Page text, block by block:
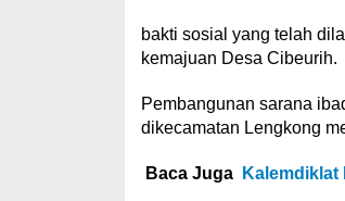
bakti sosial yang telah
kemajuan Desa Cibeurih.
Pembangunan sarana
dikecamatan Lengkong
Baca Juga Kalemdiklat